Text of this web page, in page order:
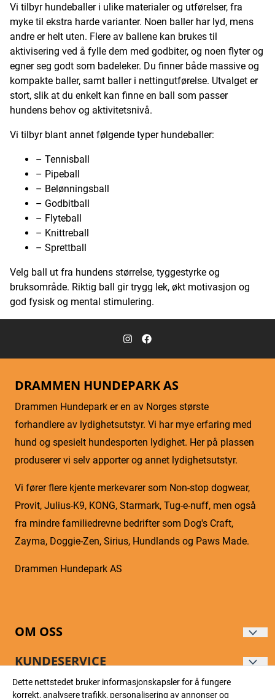
Vi tilbyr hundeballer i ulike materialer og utførelser, fra
myke til ekstra harde varianter. Noen baller har lyd, mens
andre er helt uten. Flere av ballene kan brukes til
aktivisering ved å fylle dem med godbiter, og noen flyter og
egner seg godt som badeleker. Du finner både massive og
kompakte baller, samt baller i nettingutførelse. Utvalget er
stort, slik at du enkelt kan finne en ball som passer
hundens behov og aktivitetsnivå.
Vi tilbyr blant annet følgende typer hundeballer:
– Tennisball
– Pipeball
– Belønningsball
– Godbitball
– Flyteball
– Knittreball
– Sprettball
Velg ball ut fra hundens størrelse, tyggestyrke og
bruksområde. Riktig ball gir trygg lek, økt motivasjon og
god fysisk og mental stimulering.
DRAMMEN HUNDEPARK AS
Drammen Hundepark er en av Norges største
forhandlere av lydighetsutstyr. Vi har mye erfaring med
hund og spesielt hundesporten lydighet. Her på plassen
produserer vi selv apporter og annet lydighetsutstyr.
Vi fører flere kjente merkevarer som Non-stop dogwear,
Provit, Julius-K9, KONG, Starmark, Tug-e-nuff, men også
fra mindre familiedrevne bedrifter som Dog's Craft,
Zayma, Doggie-Zen, Sirius, Hundlands og Paws Made.
Drammen Hundepark AS
OM OSS
DRAMMEN HUNDEPARK AS
Gartneriveien 5
KUNDESERVICE
Forsendelse og retur
NYHETSBREV
Dette nettstedet bruker informasjonskapsler for å fungere
korrekt, analysere trafikk, personalisering av annonser og